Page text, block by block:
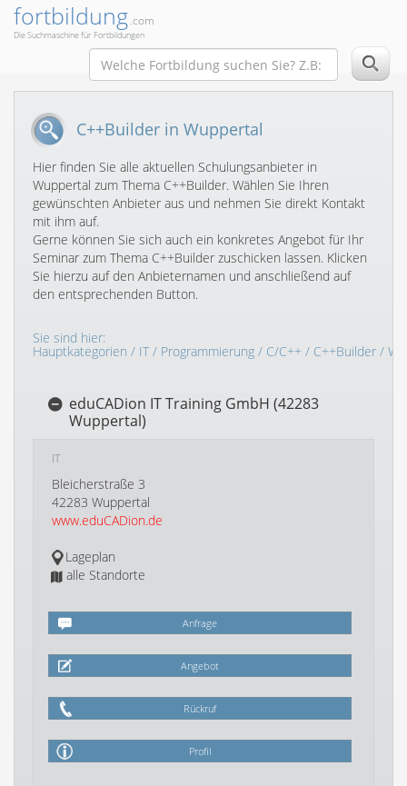
fortbildung.com
Die Suchmaschine für Fortbildungen
C++Builder in Wuppertal
Hier finden Sie alle aktuellen Schulungsanbieter in
Wuppertal zum Thema C++Builder. Wählen Sie Ihren
gewünschten Anbieter aus und nehmen Sie direkt Kontakt
mit ihm auf.
Gerne können Sie sich auch ein konkretes Angebot für Ihr
Seminar zum Thema C++Builder zuschicken lassen. Klicken
Sie hierzu auf den Anbieternamen und anschließend auf
den entsprechenden Button.
Sie sind hier:
Hauptkategorien / IT/ Programmierung / C/C++ / C++Builder /
eduCADion IT Training GmbH (42283
Wuppertal)
IT
Bleicherstraße 3
42283 Wuppertal
www.eduCADion.de
Lageplan
alle Standorte
Anfrage
Angebot
Rückruf
Profil